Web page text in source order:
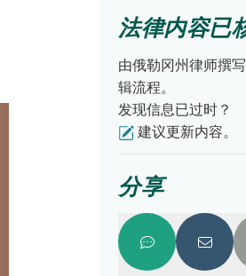
法律内容已
由俄勒冈州律师撰写
辑流程。
发现信息已过时？
建议更新内容。
分享